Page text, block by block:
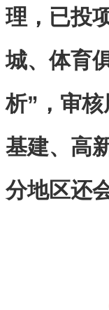
理，已投
城、体育
析”，审
基建、高
分地区还